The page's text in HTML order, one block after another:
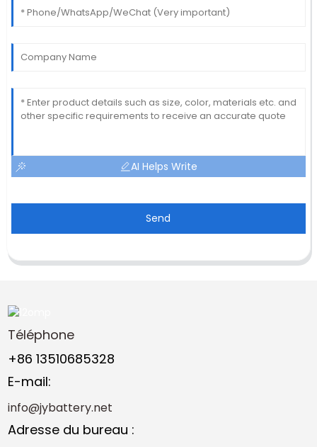
AI Helps Write
Send
Téléphone
+86 13510685328
E-mail:
info@jybattery.net
Adresse du bureau :